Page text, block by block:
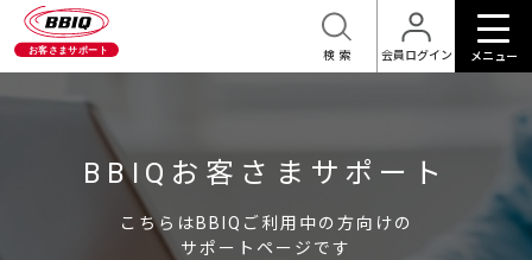
会員ログイン
検索 メニュー
BBIQお客さまサポート
こちらはBBIQご利用中の方向けの
サポートページです